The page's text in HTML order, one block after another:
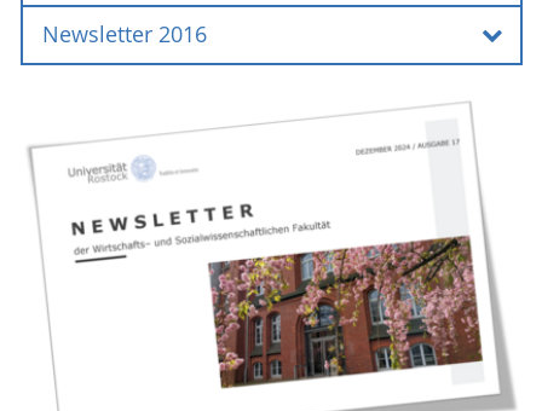
Ausgabe Nr. 4 - 01/18
Ausgabe Nr. 3 - 02/17
Ausgabe Nr. 2 - 01/17
Newsletter 2016